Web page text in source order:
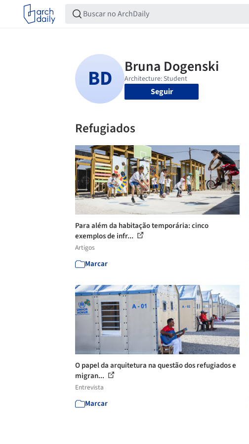
Seguir
Refugiados
Para além da habitação temporária: cinco
exemplos de infr...
Artigos
Marcar
O papel da arquitetura na questão dos refugiados e
migran...
Entrevista
Marcar